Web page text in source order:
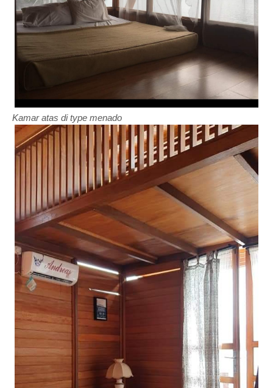
Kamar atas di type menado